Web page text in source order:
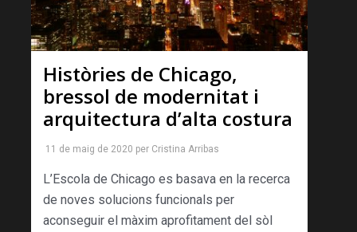
Històries de Chicago,
bressol de modernitat i
arquitectura d’alta costura
11 de maig de 2020 per Cristina Arribas
L’Escola de Chicago es basava en la recerca
de noves solucions funcionals per
aconseguir el màxim aprofitament del sòl